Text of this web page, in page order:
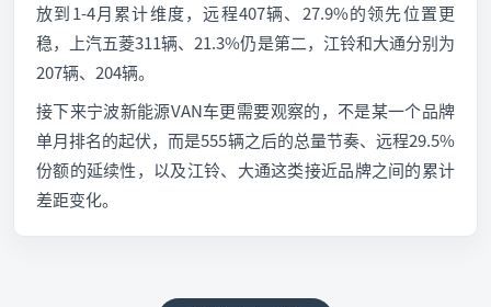
放到1-4月累计维度，远程407辆、27.9%的领先位置更
稳，上汽五菱311辆、21.3%仍是第二，江铃和大通分别为
207辆、204辆。
接下来宁波新能源VAN车更需要观察的，不是某一个品牌
单月排名的起伏，而是555辆之后的总量节奏、远程29.5%
份额的延续性，以及江铃、大通这类接近品牌之间的累计
差距变化。